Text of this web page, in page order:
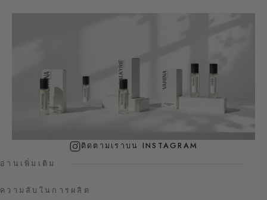
ติดตามเราบน INSTAGRAM
อ่านเพิ่มเติม
ความลับในการผลิต